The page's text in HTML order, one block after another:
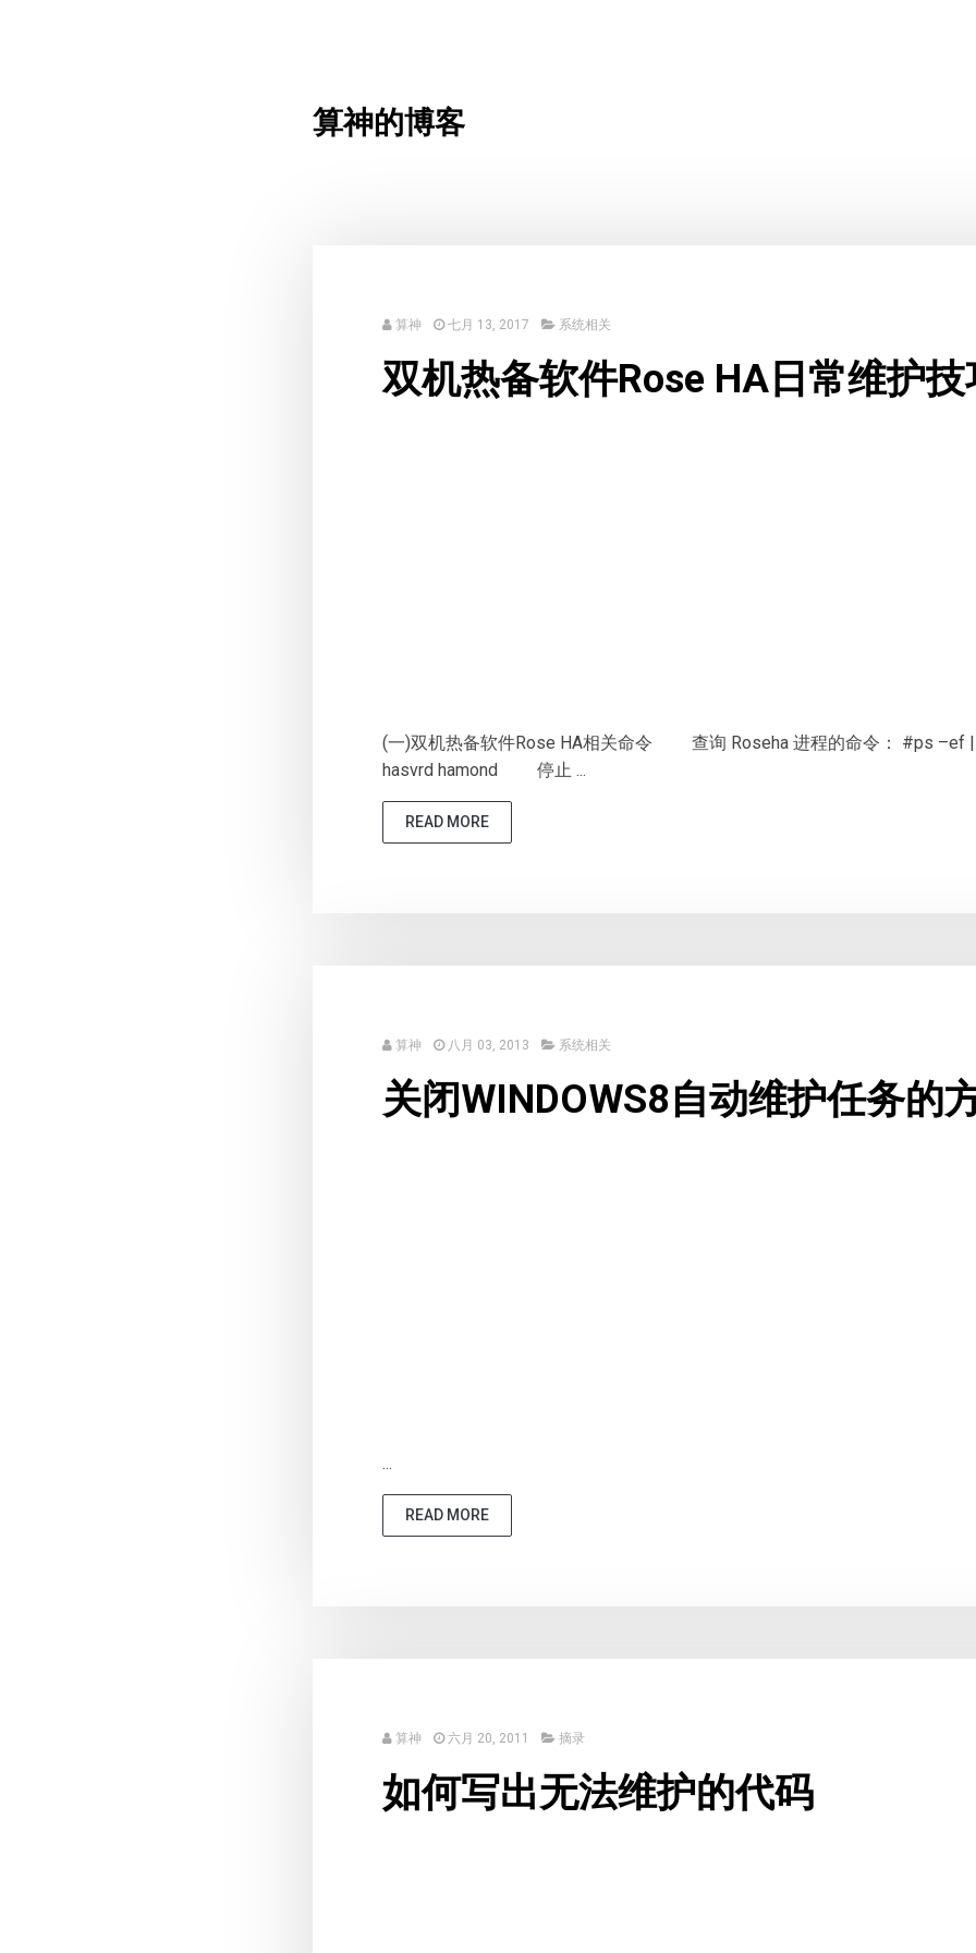
算神的博客
算神 七月 13, 2017 系统相关
双机热备软件Rose HA日常维护技
(一)双机热备软件Rose HA相关命令 查询 Roseha 进程的命令： #ps
hasvrd hamond 停止 ...
READ MORE
算神 八月 03, 2013 系统相关
关闭WINDOWS8自动维护任务的
...
READ MORE
算神 六月 20, 2011 摘录
如何写出无法维护的代码